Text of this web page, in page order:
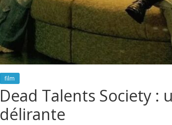
film
Dead Talents Society :
délirante